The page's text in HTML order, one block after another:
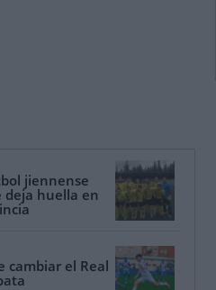
jiennense
deja huella en
cambiar el Real